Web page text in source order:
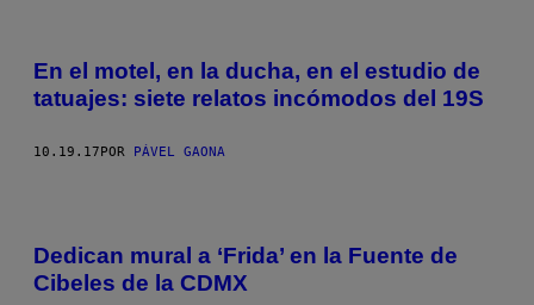
En el motel, en la ducha, en el estudio de
tatuajes: siete relatos incómodos del 19S
10.19.17 POR PÁVEL GAONA
Dedican mural a ‘Frida’ en la Fuente de
Cibeles de la CDMX